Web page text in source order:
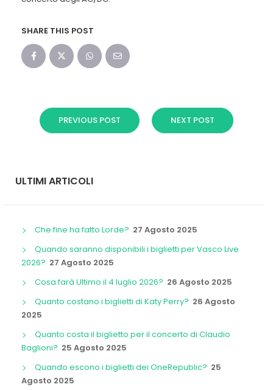
SHARE THIS POST
PREVIOUS POST NEXT POST
ULTIMI ARTICOLI
Che fine ha fatto Lorde? 27 Agosto 2025
Quando saranno disponibili i biglietti per Vasco Live
2026? 27 Agosto 2025
Cosa farà Ultimo il 4 luglio 2026? 26 Agosto 2025
Quanto costano i biglietti di Katy Perry? 26 Agosto
2025
Quanto costa il biglietto per il concerto di Claudio
Baglioni? 25 Agosto 2025
Quando escono i biglietti dei OneRepublic? 25
Agosto 2025